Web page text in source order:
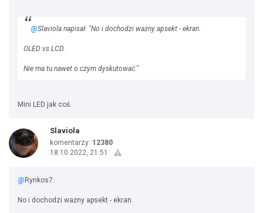
@Slaviola napisał: "No i dochodzi ważny apsekt - ekran.
OLED vs LCD.
Nie ma tu nawet o czym dyskutować."
Mini LED jak coś.
Slaviola
komentarzy: 12380
18.10.2022, 21:51
@ Rynkos7:
No i dochodzi ważny apsekt - ekran.